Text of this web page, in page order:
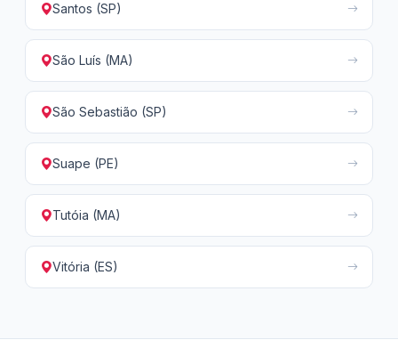
Santos (SP)
São Luís (MA)
São Sebastião (SP)
Suape (PE)
Tutóia (MA)
Vitória (ES)